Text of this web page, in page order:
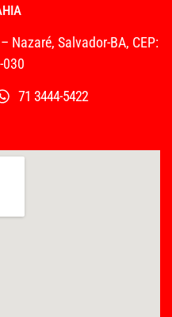
Nazaré, Salvador-BA, CEP:
71 3444-5422